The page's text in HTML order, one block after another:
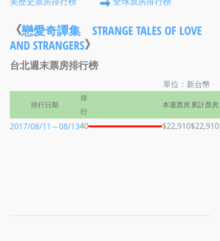
《戀愛奇譚集 STRANGE TALES OF LOVE
AND STRANGERS》
台北週末票房排行榜
單位：新台幣
排行日期
排
行
本週票房 累計票房
2017/08/11～08/1340 $22,910$22,910